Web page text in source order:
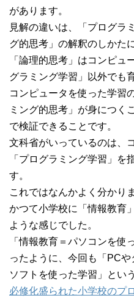
があります。
見解の違いは、「プログラ
グ的思考」の解釈のしかた
「論理的思考」はコンピュ
グラミング学習」以外でも
コンピュータを使った学習
ミング的思考」が身につく
で検証できることです。
文科省がいっているのは、
「プログラミング学習」を
す。
これではなんかよく分かり
かつて小学校に「情報教育
ような感じでした。
「情報教育＝パソコンを使
ったように、今回も「PC
ソフトを使った学習」とい
必修化盛られた小学校のプ